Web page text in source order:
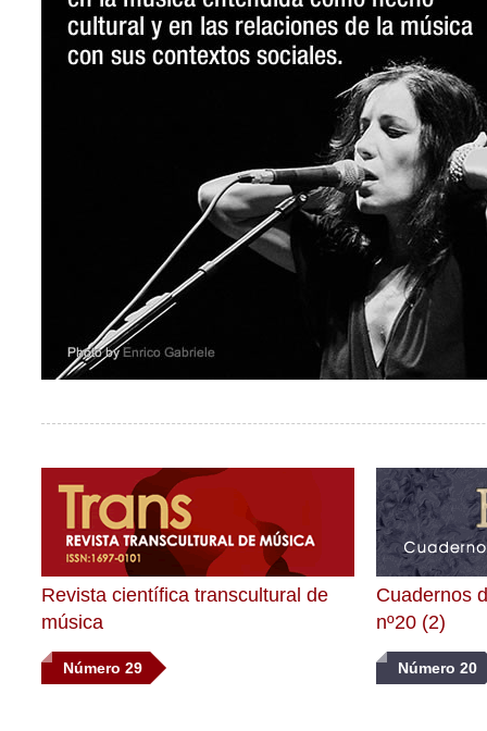
Revista científica transcultural de
música
Número 29
Cuadernos
nº20 (2)
Número 20